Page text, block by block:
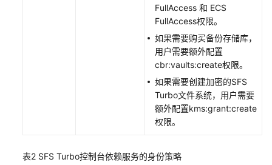
挂
FullAccess 和 ECS
FullAccess权限。
如果需要购买备份存储库，
用户需要额外配置
cbr:vaults:create权限。
如果需要创建加密的SFS
Turbo文件系统，用户需要
额外配置kms:grant:create
权限。
表2 SFS Turbo控制台依赖服务的身份策略